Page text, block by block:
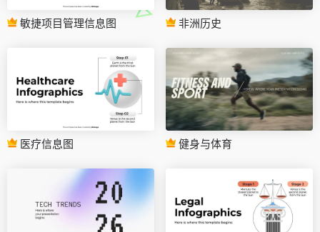
敏捷项目管理信息图 非洲历史
医疗信息图 健身与体育